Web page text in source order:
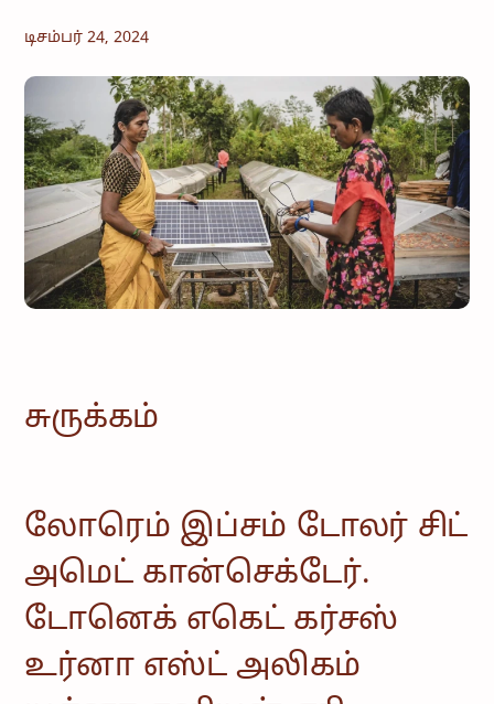
கல்வி நிறுவன சேவைகள்
சமூகம்
வீட்டு
உபயோகத்திற்கான
ஆற்றல்
ஆலோசனை
சேவை மற்றும்
பராமரிப்பு
டிசம்பர் 24, 2024
சுருக்கம்
லோரெம் இப்சம் டோலர் சிட்
அமெட் கான்செக்டேர்.
டோனெக் எகெட் கர்சஸ்
உர்னா எஸ்ட் அலிகம்